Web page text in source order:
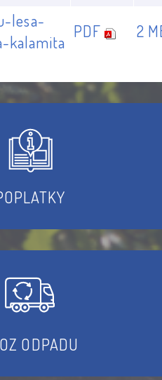
lesa-
kalamita
PDF 2
ODPADU